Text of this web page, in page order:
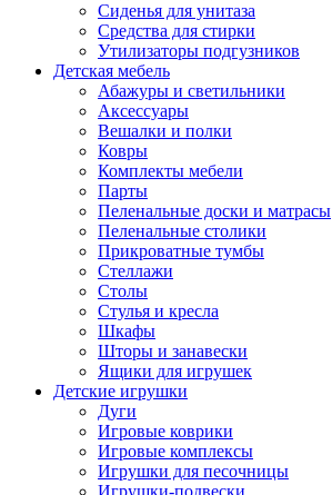
Сиденья для унитаза
Средства для стирки
Утилизаторы подгузников
Детская мебель
Абажуры и светильники
Аксессуары
Вешалки и полки
Ковры
Комплекты мебели
Парты
Пеленальные доски и матрасы
Пеленальные столики
Прикроватные тумбы
Стеллажи
Столы
Стулья и кресла
Шкафы
Шторы и занавески
Ящики для игрушек
Детские игрушки
Дуги
Игровые коврики
Игровые комплексы
Игрушки для песочницы
Игрушки-подвески